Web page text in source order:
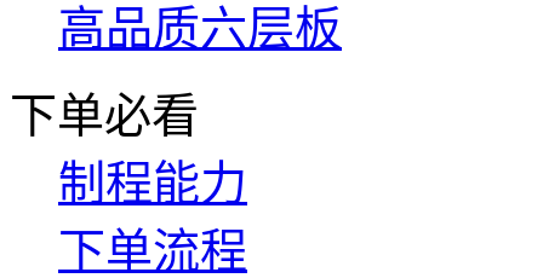
高品质六层板
下单必看
制程能力
下单流程